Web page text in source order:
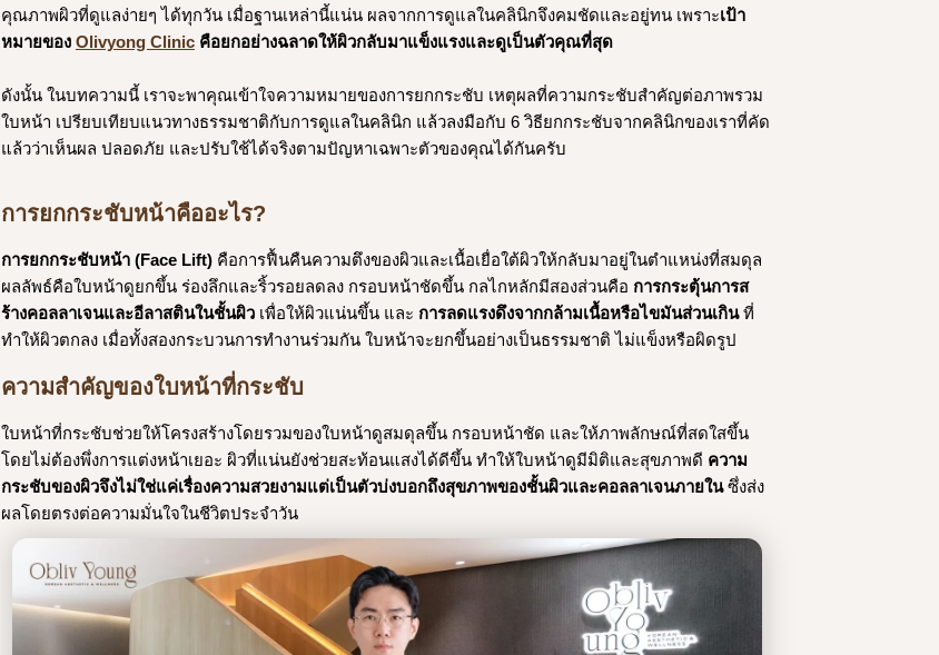
คุณภาพผิวที่ดูแลง่ายๆ ได้ทุกวัน เมื่อฐานเหล่านี้แน่น ผลจากการดูแลในคลินิกจึงคมชัดและอยู่ทน เพราะเป้า
หมายของ Olivyong Clinicคือยกอย่างฉลาดให้ผิวกลับมาแข็งแรงและดูเป็นตัวคุณที่สุด
ดังนั้น ในบทความนี้ เราจะพาคุณเข้าใจความหมายของการยกกระชับ เหตุผลที่ความกระชับสำคัญต่อภาพรวม
ใบหน้า เปรียบเทียบแนวทางธรรมชาติกับการดูแลในคลินิก แล้วลงมือกับ 6 วิธียกกระชับจากคลินิกของเราที่คัด
แล้วว่าเห็นผล ปลอดภัย และปรับใช้ได้จริงตามปัญหาเฉพาะตัวของคุณได้กันครับ
การยกกระชับหน้าคืออะไร?
การยกกระชับหน้า (Face Lift)คือการฟื้นคืนความตึงของผิวและเนื้อเยื่อใต้ผิวให้กลับมาอยู่ในตำแหน่งที่สมดุล
ผลลัพธ์คือใบหน้าดูยกขึ้น ร่องลึกและริ้วรอยลดลง กรอบหน้าชัดขึ้น กลไกหลักมีสองส่วนคือ การกระตุ้นการส
ร้างคอลลาเจนและอีลาสตินในชั้นผิวเพื่อให้ผิวแน่นขึ้น และ การลดแรงดึงจากกล้ามเนื้อหรือไขมันส่วนเกินที่
ทำให้ผิวตกลง เมื่อทั้งสองกระบวนการทำงานร่วมกัน ใบหน้าจะยกขึ้นอย่างเป็นธรรมชาติ ไม่แข็งหรือผิดรูป
ความสำคัญของใบหน้าที่กระชับ
ใบหน้าที่กระชับช่วยให้โครงสร้างโดยรวมของใบหน้าดูสมดุลขึ้น กรอบหน้าชัด และให้ภาพลักษณ์ที่สดใสขึ้น
โดยไม่ต้องพึ่งการแต่งหน้าเยอะ ผิวที่แน่นยังช่วยสะท้อนแสงได้ดีขึ้น ทำให้ใบหน้าดูมีมิติและสุขภาพดี ความ
กระชับของผิวจึงไม่ใช่แค่เรื่องความสวยงามแต่เป็นตัวบ่งบอกถึงสุขภาพของชั้นผิวและคอลลาเจนภายในซึ่งส่ง
ผลโดยตรงต่อความมั่นใจในชีวิตประจำวัน